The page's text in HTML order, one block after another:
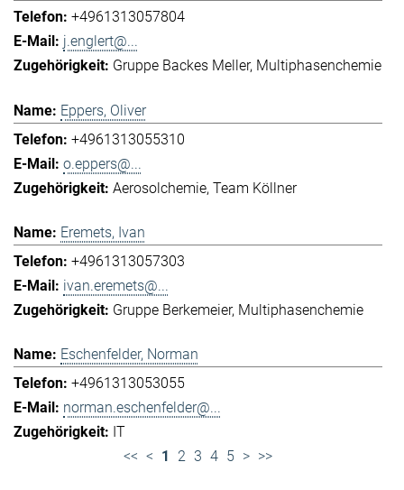
+4961313057804
j.englert@...
Gruppe Backes Meller Multiphasenchemie
Eppers, Oliver
+4961313055310
o.eppers@...
Aerosolchemie Team Köllner
Eremets, Ivan
+4961313057303
ivan.eremets@...
Gruppe Berkemeier Multiphasenchemie
Eschenfelder, Norman
+4961313053055
norman.eschenfelder@...
IT
<< < 1 2 3 4 5 > >>